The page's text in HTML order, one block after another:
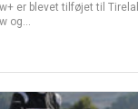
er blevet tilføjet til
og…